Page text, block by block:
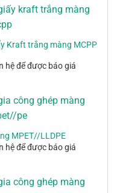
Kraft trắng màng MCPP
hệ để được báo giá
MPET//LLDPE
hệ để được báo giá